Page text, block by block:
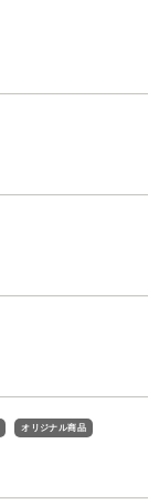
オリジナル商品